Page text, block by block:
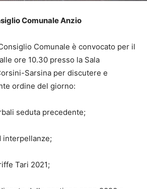
Comunale Anzio
Comunale è convocato per il
ore 10.30 presso la Sala
Sarsina per discutere e
ordine del giorno:
seduta precedente;
interpellanze;
Tari 2021;